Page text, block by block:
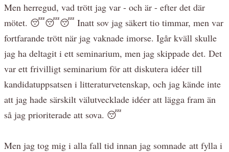
Men herregud, vad trött jag var - och är - efter det där
mötet. 😴😴😴 Inatt sov jag säkert tio timmar, men var
fortfarande trött när jag vaknade imorse. Igår kväll skulle
jag ha deltagit i ett seminarium, men jag skippade det. Det
var ett frivilligt seminarium för att diskutera idéer till
kandidatuppsatsen i litteraturvetenskap, och jag kände inte
att jag hade särskilt välutvecklade idéer att lägga fram än
så jag prioriterade att sova. 😴
Men jag tog mig i alla fall tid innan jag somnade att fylla i